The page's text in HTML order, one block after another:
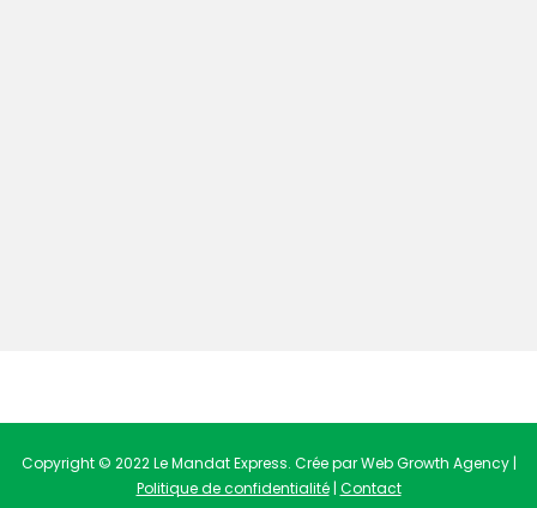
Copyright © 2022 Le Mandat Express. Crée par Web Growth Agency |
Politique de confidentialité| Contact